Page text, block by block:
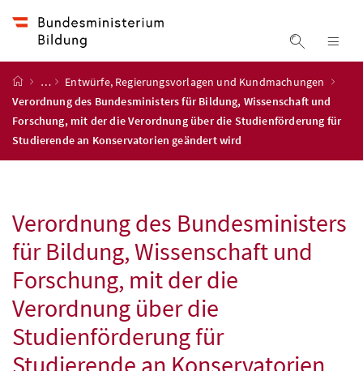
Suche
Startseite
…
Entwürfe, Regierungsvorlagen und Kundmachungen
Verordnung des Bundesministers für Bildung, Wissenschaft und
Forschung, mit der die Verordnung über die Studienförderung für
Studierende an Konservatorien geändert wird
Verordnung des Bundesministers
für Bildung, Wissenschaft und
Forschung, mit der die
Verordnung über die
Studienförderung für
Studierende an Konservatorien